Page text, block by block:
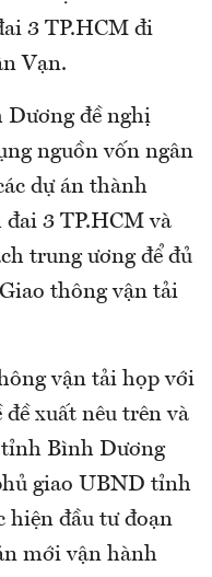
3 TP.HCM đi
Vạn.
đề nghị
nguồn vốn ngân
dự án thành
đai 3 TP.HCM và
trung ương để đủ
thông vận tải
vận tải họp với
xuất nêu trên và
Bình Dương
giao UBND tỉnh
đầu tư đoạn
mới vận hành